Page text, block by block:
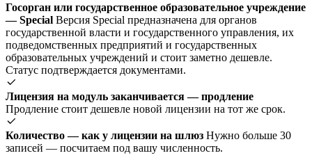
Госорган или государственное образовательное учреждение
— Special Версия Special предназначена для органов
государственной власти и государственного управления, их
подведомственных предприятий и государственных
образовательных учреждений и стоит заметно дешевле.
Статус подтверждается документами.
Лицензия на модуль заканчивается — продление
Продление стоит дешевле новой лицензии на тот же срок.
Количество — как у лицензии на шлюз Нужно больше 30
записей — посчитаем под вашу численность.